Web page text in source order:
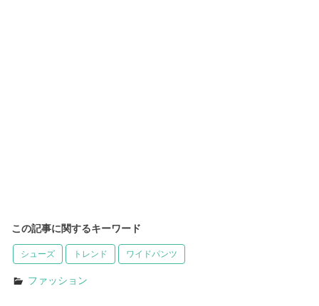
この記事に関するキーワード
シューズ トレンド ワイドパンツ
ファッション